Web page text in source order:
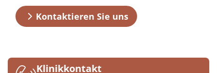
Grußkarten
Kinder-und Jugendreha
Prävention
Qualität & Expertise
Energiepolitik
Ihr Weg zu MEDIAN
Kosten & Kostenträger
Kooperationen
Kontaktieren Sie uns
Klinikkontakt